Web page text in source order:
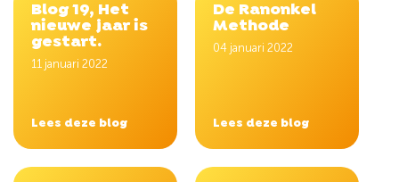
Blog 19, Het
nieuwe jaar is
gestart.
11 januari 2022
Lees deze blog
De Ranonkel
Methode
04 januari 2022
Lees deze blog